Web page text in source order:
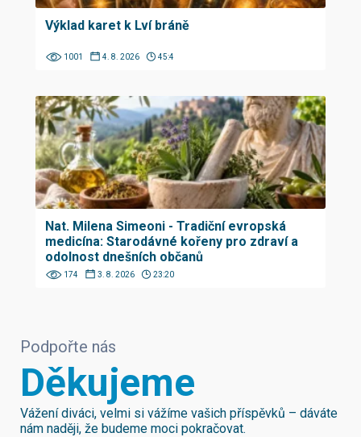
Výklad karet k Lví bráně
1001 4. 8. 2026 45:4
Nat. Milena Simeoni - Tradiční evropská
medicína: Starodávné kořeny pro zdraví a
odolnost dnešních občanů
174 3. 8. 2026 23:20
Podpořte nás
Děkujeme
Vážení diváci, velmi si vážíme vašich příspěvků – dáváte
nám naději, že budeme moci pokračovat.